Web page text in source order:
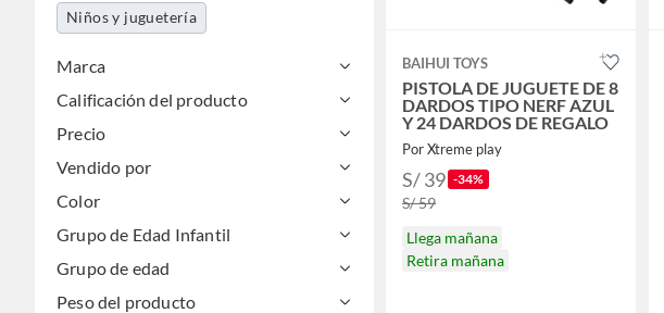
Niños y juguetería
Marca
Calificación del producto
Precio
Vendido por
Color
Grupo de Edad Infantil
Grupo de edad
Peso del producto
BAIHUI TOYS
PISTOLA DE JUGUETE DE 8
DARDOS TIPO NERF AZUL
Y 24 DARDOS DE REGALO
Por Xtreme play
S/ 39 -34%
S/ 59
Llega mañana
Retira mañana